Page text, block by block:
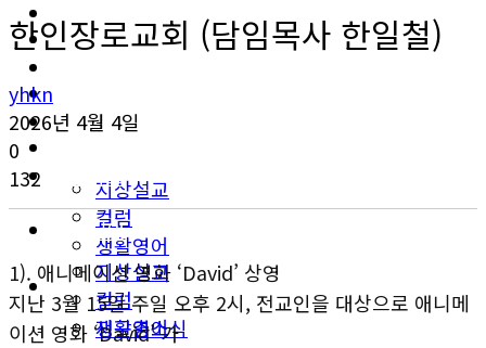
한인타운 소식
지상설교
컬럼
생활영어
미국뉴스
지구촌소식
한인타운 소식
이민뉴스
오피니언
지상설교
컬럼
생활영어
한인장로교회 (담임목사 한일철)
yhkn
2026년 4월 4일
0
132
1). 애니메이션 영화 ‘David’ 상영
지난 3월 15일 주일 오후 2시, 전교인을 대상으로 애니메
이션 영화 ‘David’ 가